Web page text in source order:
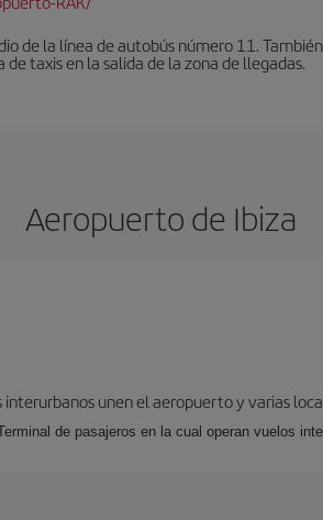
de la línea de autobús número 11.
taxis en la salida de la zona de llegadas.
Aeropuerto de Ibiza
unen el aeropuerto y varias
de pasajeros en la cual operan vuelos